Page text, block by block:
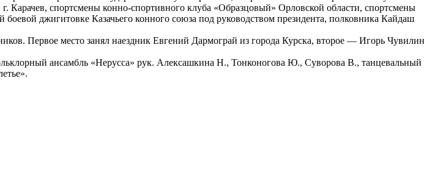
Карачев, спортсмены конно-спортивного клуба «Образцовый» Орловской области, спортсмены
джигитовке Казачьего конного союза под руководством президента, полковника Кайдаш
Первое место занял наездник Евгений Дармограй из города Курска, второе — Игорь Чувилин
ансамбль «Нерусса» рук. Алексашкина Н., Тонконогова Ю., Суворова В., танцевальный